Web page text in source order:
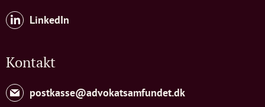
LinkedIn
Kontakt
postkasse@advokatsamfundet.dk